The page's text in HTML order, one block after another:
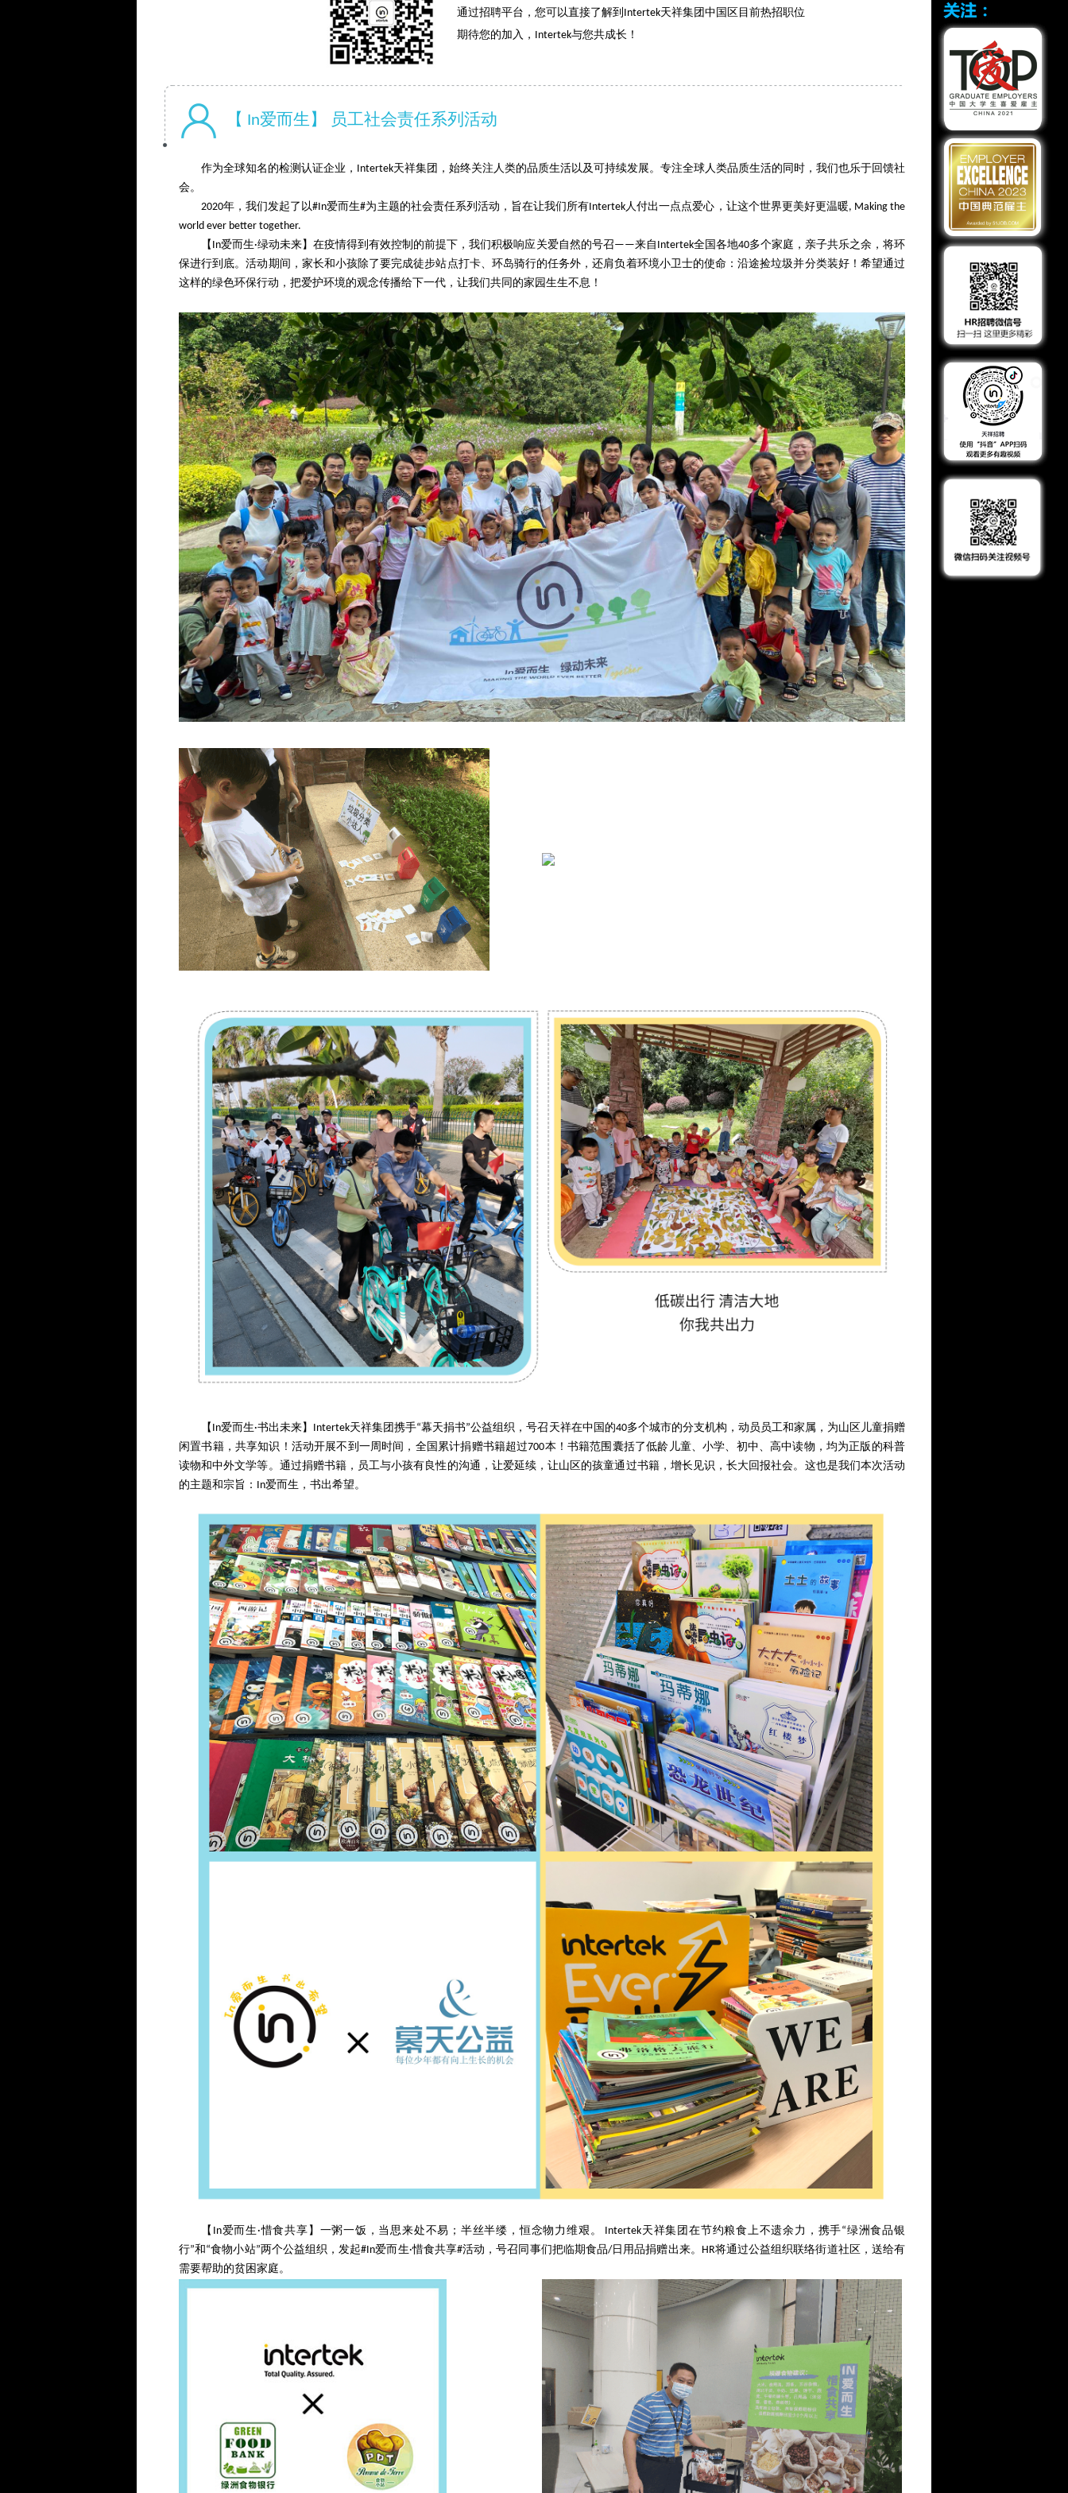
通过招聘平台，您可以直接了解到Intertek天祥集团中国区目前热招职位
期待您的加入，Intertek与您共成长！
【 In爱而生】 员工社会责任系列活动
作为全球知名的检测认证企业，Intertek天祥集团，始终关注人类的品质生活以及可持续发展。专注全球人类品质生活的同时，我们也乐于回馈社
会。
2020年，我们发起了以#In爱而生#为主题的社会责任系列活动，旨在让我们所有Intertek人付出一点点爱心，让这个世界更美好更温暖, Making the
world ever better together.
【In爱而生·绿动未来】在疫情得到有效控制的前提下，我们积极响应关爱自然的号召——来自Intertek全国各地40多个家庭，亲子共乐之余，将环
保进行到底。活动期间，家长和小孩除了要完成徒步站点打卡、环岛骑行的任务外，还肩负着环境小卫士的使命：沿途捡垃圾并分类装好！希望通过
这样的绿色环保行动，把爱护环境的观念传播给下一代，让我们共同的家园生生不息！
【In爱而生·书出未来】Intertek天祥集团携手“幕天捐书”公益组织，号召天祥在中国的40多个城市的分支机构，动员员工和家属，为山区儿童捐赠
闲置书籍，共享知识！活动开展不到一周时间，全国累计捐赠书籍超过700本！书籍范围囊括了低龄儿童、小学、初中、高中读物，均为正版的科普
读物和中外文学等。通过捐赠书籍，员工与小孩有良性的沟通，让爱延续，让山区的孩童通过书籍，增长见识，长大回报社会。这也是我们本次活动
的主题和宗旨：In爱而生，书出希望。
【In爱而生·惜食共享】一粥一饭，当思来处不易；半丝半缕，恒念物力维艰。 Intertek天祥集团在节约粮食上不遗余力，携手“绿洲食品银
行”和“食物小站”两个公益组织，发起#In爱而生·惜食共享#活动，号召同事们把临期食品/日用品捐赠出来。HR将通过公益组织联络街道社区，送给有
需要帮助的贫困家庭。